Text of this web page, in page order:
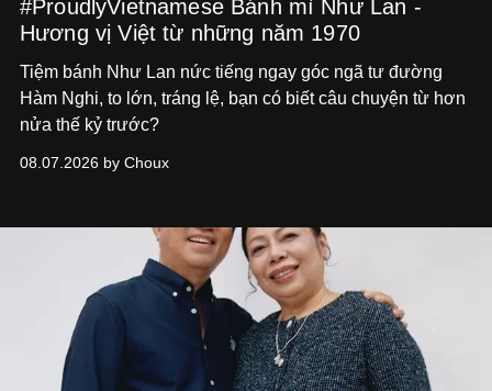
#ProudlyVietnamese Bánh mì Như Lan -
Hương vị Việt từ những năm 1970
Tiệm bánh Như Lan nức tiếng ngay góc ngã tư đường
Hàm Nghi, to lớn, tráng lệ, bạn có biết câu chuyện từ hơn
nửa thế kỷ trước?
08.07.2026 by Choux